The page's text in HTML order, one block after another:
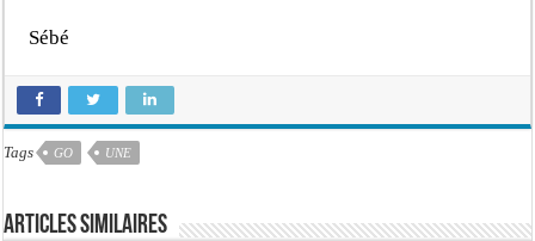
Sébé
Tags GO UNE
Articles similaires